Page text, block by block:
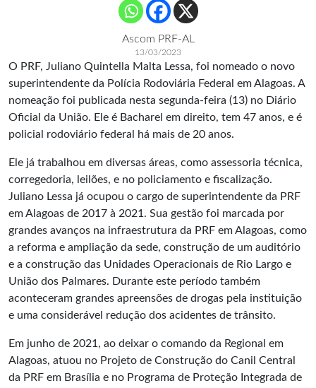
Ascom PRF-AL
13/03/2023
O PRF, Juliano Quintella Malta Lessa, foi nomeado o novo
superintendente da Polícia Rodoviária Federal em Alagoas. A
nomeação foi publicada nesta segunda-feira (13) no Diário
Oficial da União. Ele é Bacharel em direito, tem 47 anos, e é
policial rodoviário federal há mais de 20 anos.
Ele já trabalhou em diversas áreas, como assessoria técnica,
corregedoria, leilões, e no policiamento e fiscalização.
Juliano Lessa já ocupou o cargo de superintendente da PRF
em Alagoas de 2017 à 2021. Sua gestão foi marcada por
grandes avanços na infraestrutura da PRF em Alagoas, como
a reforma e ampliação da sede, construção de um auditório
e a construção das Unidades Operacionais de Rio Largo e
União dos Palmares. Durante este período também
aconteceram grandes apreensões de drogas pela instituição
e uma considerável redução dos acidentes de trânsito.
Em junho de 2021, ao deixar o comando da Regional em
Alagoas, atuou no Projeto de Construção do Canil Central
da PRF em Brasília e no Programa de Proteção Integrada de